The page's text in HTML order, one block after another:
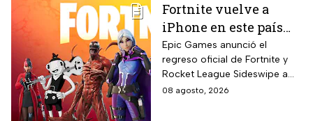
Fortnite vuelve a
iPhone en este país
latinoamericano tras
acuerdo oficial con
Apple en 2026
Epic Games anunció el
regreso oficial de Fortnite y
Rocket League Sideswipe a
iPhones ubicados en Brasil
08 agosto, 2026